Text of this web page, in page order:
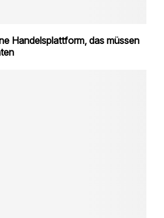
Handelsplattform, das müssen